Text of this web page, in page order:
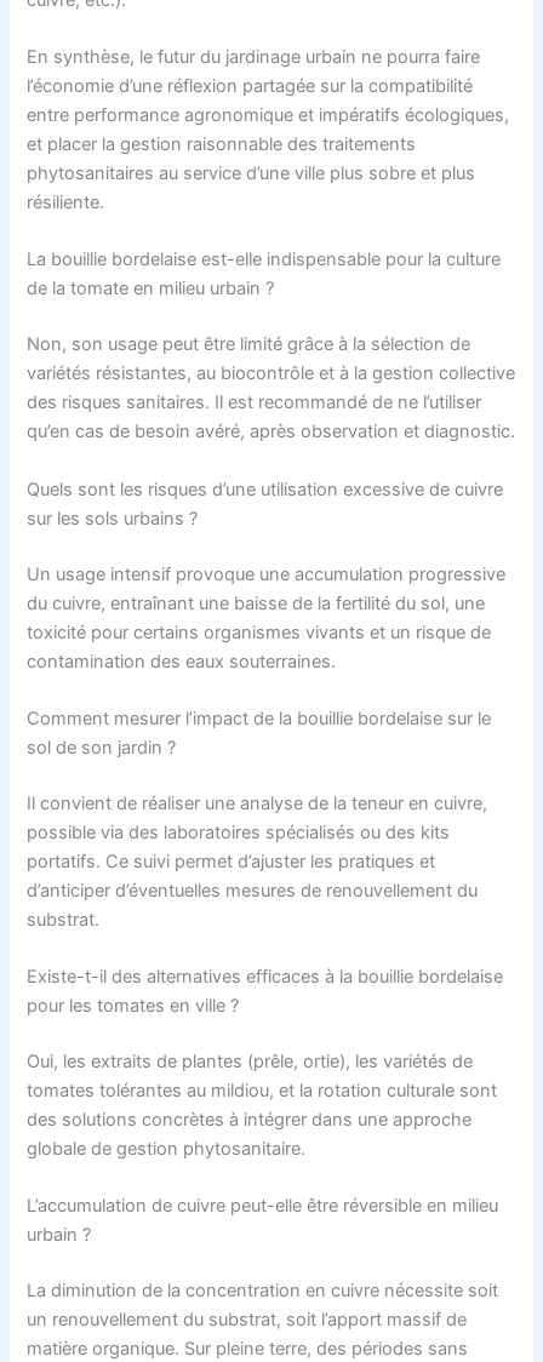
En synthèse, le futur du jardinage urbain ne pourra faire
l’économie d’une réflexion partagée sur la compatibilité
entre performance agronomique et impératifs écologiques,
et placer la gestion raisonnable des traitements
phytosanitaires au service d’une ville plus sobre et plus
résiliente.
La bouillie bordelaise est-elle indispensable pour la culture
de la tomate en milieu urbain ?
Non, son usage peut être limité grâce à la sélection de
variétés résistantes, au biocontrôle et à la gestion collective
des risques sanitaires. Il est recommandé de ne l’utiliser
qu’en cas de besoin avéré, après observation et diagnostic.
Quels sont les risques d’une utilisation excessive de cuivre
sur les sols urbains ?
Un usage intensif provoque une accumulation progressive
du cuivre, entraînant une baisse de la fertilité du sol, une
toxicité pour certains organismes vivants et un risque de
contamination des eaux souterraines.
Comment mesurer l’impact de la bouillie bordelaise sur le
sol de son jardin ?
Il convient de réaliser une analyse de la teneur en cuivre,
possible via des laboratoires spécialisés ou des kits
portatifs. Ce suivi permet d’ajuster les pratiques et
d’anticiper d’éventuelles mesures de renouvellement du
substrat.
Existe-t-il des alternatives efficaces à la bouillie bordelaise
pour les tomates en ville ?
Oui, les extraits de plantes (prêle, ortie), les variétés de
tomates tolérantes au mildiou, et la rotation culturale sont
des solutions concrètes à intégrer dans une approche
globale de gestion phytosanitaire.
L’accumulation de cuivre peut-elle être réversible en milieu
urbain ?
La diminution de la concentration en cuivre nécessite soit
un renouvellement du substrat, soit l’apport massif de
matière organique. Sur pleine terre, des périodes sans